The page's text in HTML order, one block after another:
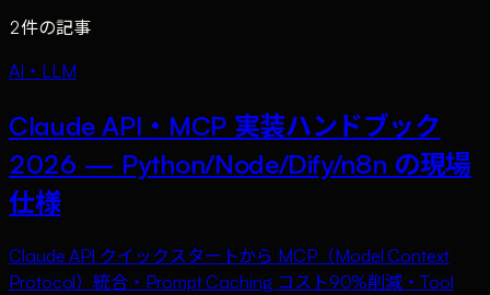
2件の記事
AI・LLM
Claude API・MCP 実装ハンドブック
2026 — Python/Node/Dify/n8n の現場
仕様
Claude API クイックスタートから MCP（Model Context
Protocol）統合・Prompt Caching コスト90%削減・Tool